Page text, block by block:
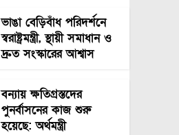
ভাঙা বেড়িবাঁধ পরিদর্শনে
স্বরাষ্ট্রমন্ত্রী, স্থায়ী সমাধান ও
দ্রুত সংস্কারের আশ্বাস
বন্যায় ক্ষতিগ্রস্তদের
পুনর্বাসনের কাজ শুরু
হয়েছে: অর্থমন্ত্রী